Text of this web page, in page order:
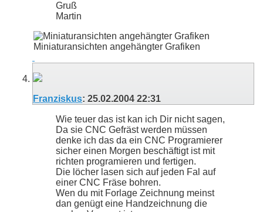
Gruß
Martin
Miniaturansichten angehängter Grafiken
Franziskus: 25.02.2004 22:31
Wie teuer das ist kan ich Dir nicht sagen,
Da sie CNC Gefräst werden müssen
denke ich das da ein CNC Programierer
sicher einen Morgen beschäftigt ist mit
richten programieren und fertigen.
Die löcher lasen sich auf jeden Fal auf
einer CNC Fräse bohren.
Wen du mit Forlage Zeichnung meinst
dan genügt eine Handzeichnung die